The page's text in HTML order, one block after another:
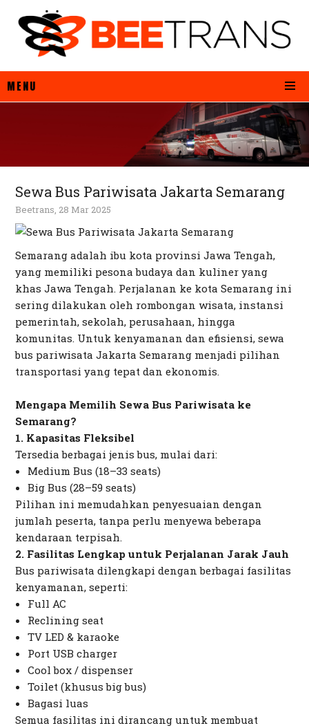
MENU
Sewa Bus Pariwisata Jakarta Semarang
Beetrans, 28 Mar 2025
Semarang adalah ibu kota provinsi Jawa Tengah,
yang memiliki pesona budaya dan kuliner yang
khas Jawa Tengah. Perjalanan ke kota Semarang ini
sering dilakukan oleh rombongan wisata, instansi
pemerintah, sekolah, perusahaan, hingga
komunitas. Untuk kenyamanan dan efisiensi, sewa
bus pariwisata Jakarta Semarang menjadi pilihan
transportasi yang tepat dan ekonomis.
Mengapa Memilih Sewa Bus Pariwisata ke
Semarang?
1. Kapasitas Fleksibel
Tersedia berbagai jenis bus, mulai dari:
Medium Bus (18–33 seats)
Big Bus (28–59 seats)
Pilihan ini memudahkan penyesuaian dengan
jumlah peserta, tanpa perlu menyewa beberapa
kendaraan terpisah.
2. Fasilitas Lengkap untuk Perjalanan Jarak Jauh
Bus pariwisata dilengkapi dengan berbagai fasilitas
kenyamanan, seperti:
Full AC
Reclining seat
TV LED & karaoke
Port USB charger
Cool box / dispenser
Toilet (khusus big bus)
Bagasi luas
Semua fasilitas ini dirancang untuk membuat